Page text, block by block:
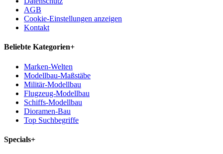
AGB
Cookie-Einstellungen anzeigen
Kontakt
Beliebte Kategorien+
Marken-Welten
Modellbau-Maßstäbe
Militär-Modellbau
Flugzeug-Modellbau
Schiffs-Modellbau
Dioramen-Bau
Top Suchbegriffe
Specials+